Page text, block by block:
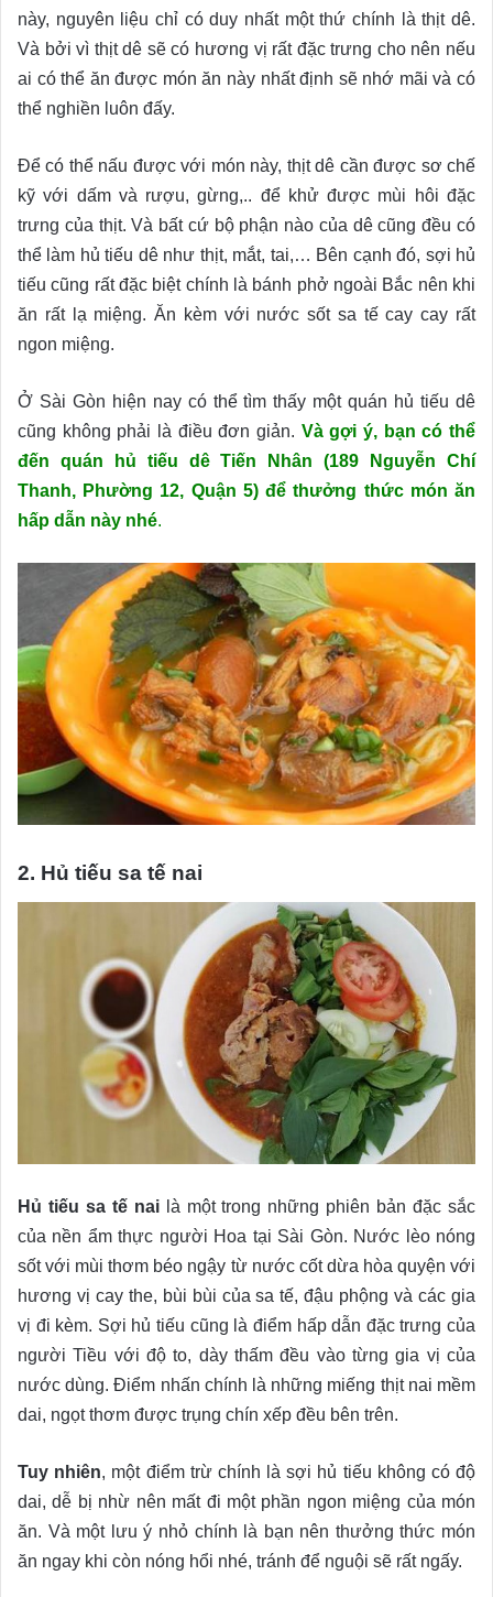
này, nguyên liệu chỉ có duy nhất một thứ chính là thịt dê.
Và bởi vì thịt dê sẽ có hương vị rất đặc trưng cho nên nếu
ai có thể ăn được món ăn này nhất định sẽ nhớ mãi và có
thể nghiền luôn đấy.
Để có thể nấu được với món này, thịt dê cần được sơ chế
kỹ với dấm và rượu, gừng,.. để khử được mùi hôi đặc
trưng của thịt. Và bất cứ bộ phận nào của dê cũng đều có
thể làm hủ tiếu dê như thịt, mắt, tai,… Bên cạnh đó, sợi hủ
tiếu cũng rất đặc biệt chính là bánh phở ngoài Bắc nên khi
ăn rất lạ miệng. Ăn kèm với nước sốt sa tế cay cay rất
ngon miệng.
Ở Sài Gòn hiện nay có thể tìm thấy một quán hủ tiếu dê
cũng không phải là điều đơn giản. Và gợi ý, bạn có thể
đến quán hủ tiếu dê Tiến Nhân (189 Nguyễn Chí
Thanh, Phường 12, Quận 5) để thưởng thức món ăn
hấp dẫn này nhé.
2. Hủ tiếu sa tế nai
Hủ tiếu sa tế nailà một trong những phiên bản đặc sắc
của nền ẩm thực người Hoa tại Sài Gòn. Nước lèo nóng
sốt với mùi thơm béo ngậy từ nước cốt dừa hòa quyện với
hương vị cay the, bùi bùi của sa tế, đậu phộng và các gia
vị đi kèm. Sợi hủ tiếu cũng là điểm hấp dẫn đặc trưng của
người Tiều với độ to, dày thấm đều vào từng gia vị của
nước dùng. Điểm nhấn chính là những miếng thịt nai mềm
dai, ngọt thơm được trụng chín xếp đều bên trên.
Tuy nhiên, một điểm trừ chính là sợi hủ tiếu không có độ
dai, dễ bị nhừ nên mất đi một phần ngon miệng của món
ăn. Và một lưu ý nhỏ chính là bạn nên thưởng thức món
ăn ngay khi còn nóng hổi nhé, tránh để nguội sẽ rất ngấy.